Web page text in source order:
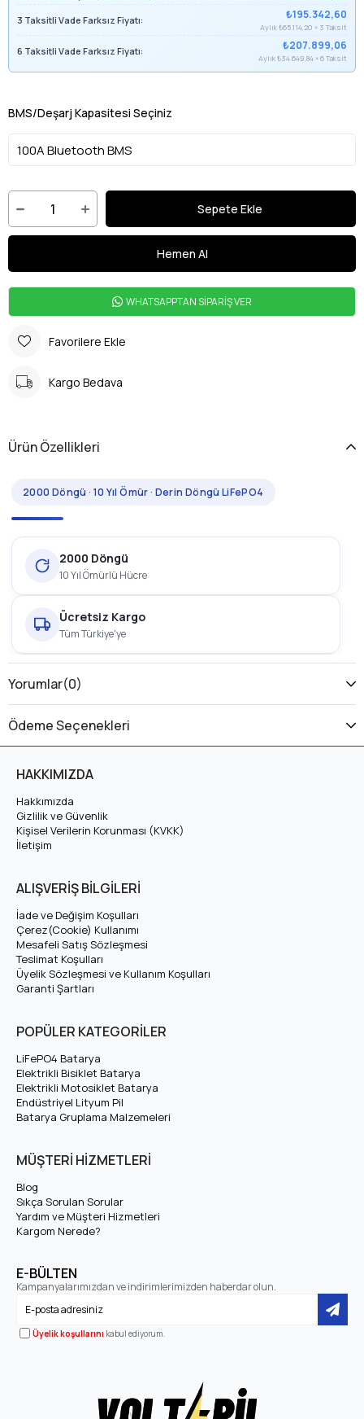
3 Taksitli Vade Farksız Fiyatı: ₺195.342,60
Aylık ₺65.114,20 × 3 Taksit
6 Taksitli Vade Farksız Fiyatı: ₺207.899,06
Aylık ₺34.649,84 × 6 Taksit
BMS/Deşarj Kapasitesi Seçiniz
WHATSAPPTAN SİPARİŞ VER
Favorilere Ekle
Kargo Bedava
Ürün Özellikleri
2000 Döngü · 10 Yıl Ömür · Derin Döngü LiFePO4
2000 Döngü
10 Yıl Ömürlü Hücre
Ücretsiz Kargo
Tüm Türkiye'ye
2 Yıl Garanti
Üretici Garantili
birderin döngü LiFePO4 aküsüdür
LiFePO4 Akü, güneş enerjisi sistemlerinden karavan ve
teknelere kadar geniş bir kullanım alanında güvenle kullanılır.
Özellikleri
Nominal Voltaj
Tam Şarj Voltajı 87,6V
Hücre Dizilimi
Hücre Tipi
Çevrim Ömrü
Maksimum Şarj Akımı
Voltpil 72V 200Ah LiFePO4 Akü Kullanım
Voltpil 72V 200Ah LiFePO4 Akü, enerji depolama
uygulamalarında şu başlıca avantajları sunar:
Yorumlar(0)
Ödeme Seçenekleri
HAKKIMIZDA
Hakkımızda
Gizlilik ve Güvenlik
Kişisel Verilerin Korunması (KVKK)
İletişim
ALIŞVERİŞ BİLGİLERİ
İade ve Değişim Koşulları
Çerez(Cookie) Kullanımı
Mesafeli Satış Sözleşmesi
Teslimat Koşulları
Üyelik Sözleşmesi ve Kullanım Koşulları
Garanti Şartları
POPÜLER KATEGORİLER
LiFePO4 Batarya
Elektrikli Bisiklet Batarya
Elektrikli Motosiklet Batarya
Endüstriyel Lityum Pil
Batarya Gruplama Malzemeleri
MÜŞTERİ HİZMETLERİ
Blog
Sıkça Sorulan Sorular
Yardım ve Müşteri Hizmetleri
Kargom Nerede?
E-BÜLTEN
Kampanyalarımızdan ve indirimlerimizden haberdar olun.
Üyelik koşullarını kabul ediyorum.